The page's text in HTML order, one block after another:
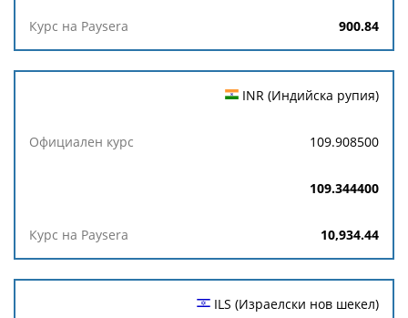
900.84
INR (Индийска рупия)
109.908500
109.344400
10,934.44
ILS (Израелски нов шекел)